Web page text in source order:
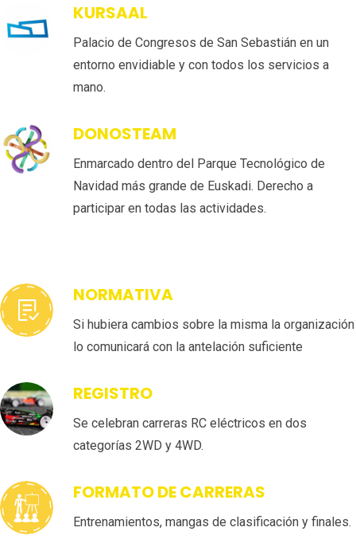
KURSAAL
Palacio de Congresos de San Sebastián en un
entorno envidiable y con todos los servicios a
mano.
DONOSTEAM
Enmarcado dentro del Parque Tecnológico de
Navidad más grande de Euskadi. Derecho a
participar en todas las actividades.
NORMATIVA
Si hubiera cambios sobre la misma la organización
lo comunicará con la antelación suficiente
REGISTRO
Se celebran carreras RC eléctricos en dos
categorías 2WD y 4WD.
FORMATO DE CARRERAS
Entrenamientos, mangas de clasificación y finales.